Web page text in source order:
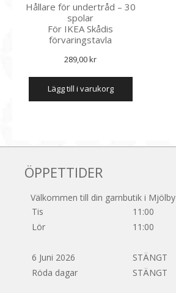
Hållare för undertråd – 30
spolar
För IKEA Skådis
förvaringstavla
289,00kr
lägg till i varukorg
ÖPPETTIDER
Välkommen till din garnbutik i Mjölby
Tis
11:00
Lör
11:00
6 Juni 2026
STÄNGT
Röda dagar
STÄNGT